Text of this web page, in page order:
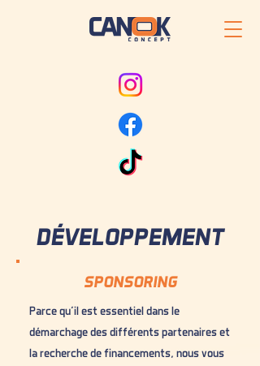
DÉVELOPPEMENT
SPONSORING
Parce qu’il est essentiel dans le
démarchage des différents partenaires et
la recherche de financements, nous vous